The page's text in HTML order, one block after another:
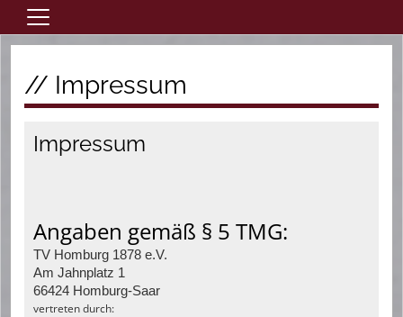
Aktive
Saisonheft
Links
Sponsoren
// Impressum
Impressum
Angaben gemäß § 5 TMG:
TV Homburg 1878 e.V.
Am Jahnplatz 1
66424 Homburg-Saar
vertreten durch: